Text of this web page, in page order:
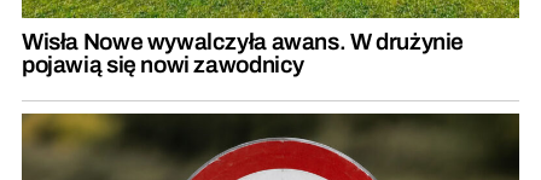
Wisła Nowe wywalczyła awans. W drużynie
pojawią się nowi zawodnicy